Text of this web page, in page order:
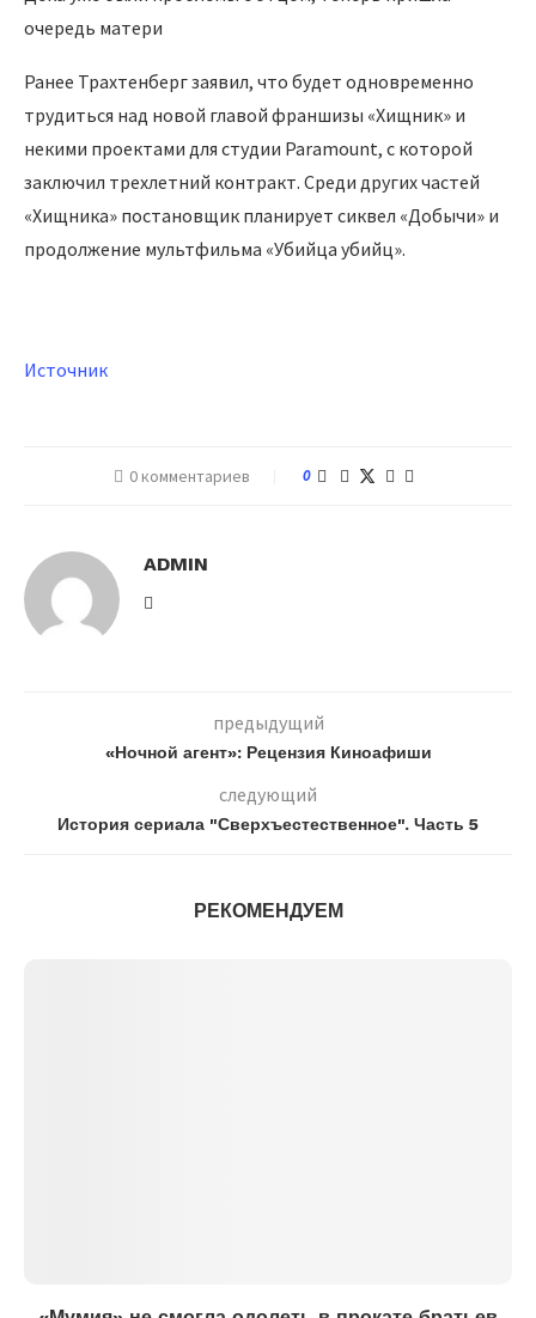
очередь матери
Ранее Трахтенберг заявил, что будет одновременно
трудиться над новой главой франшизы «Хищник» и
некими проектами для студии Paramount, с которой
заключил трехлетний контракт. Среди других частей
«Хищника» постановщик планирует сиквел «Добычи» и
продолжение мультфильма «Убийца убийц».
Источник
0 комментариев 0
ADMIN
предыдущий
«Ночной агент»: Рецензия Киноафиши
следующий
История сериала "Сверхъестественное". Часть 5
РЕКОМЕНДУЕМ